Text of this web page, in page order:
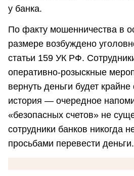
у банка.
По факту мошенничества в
размере возбуждено
статьи 159 УК РФ.
оперативно-розыскные
вернуть деньги будет
история — очередное
«безопасных счетов» не
сотрудники банков никогда
просьбами перевести деньги.